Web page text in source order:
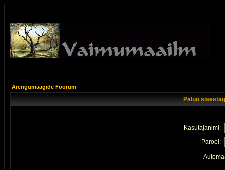
Arengumaagide Foorum
Palun
Kasutajanimi:
Parool: